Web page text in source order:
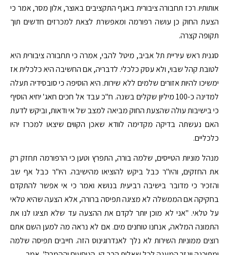
אותותיו. רכז תחבורה ציבורית באגף התקציבים באוצר, אלון מסר, אמר כי
הצעת החוק כן עושה רפורמה ומאפשרת לצאת למכרזים חדשים תוך
תקופה קצרה.
סגנית ראש עיריית תל אביב, מיטל להבי, אמרה כי תחבורה ציבורית היא
לטובת קהל שבוי, ולא עסק כלכלי. לדבריה, אם החשיבה היא כלכלית אז
ימשיכו להיות אזורים שלמים ללא שירות. היא הוסיפה כי סובסידיה תעלה
למדינה כ-100 מיליון שקלים בשנה. ח"כ עבד אל חכים חאג' יחיא הוסיף
כי בישיבות עולה שהצעת החוק מביאה למצב של אי ודאות, וביקש לדעת
האם נעשתה בדיקה מקדימה לוודא שאכן הקווים שיצאו למכרז יהיו
כלכליים.
מנהל מוניות הטייסים, שלמה בורה, התפרץ וטען כי הרפורמה תחזק רק
את החזקים, והיו"ר כבל ביקש להוציאו מהישיבה. היו"ר כבל אף שב
והזכיר כי מדובר בישיבה רביעית בנושא ואמר כי אי אפשר להתקדם
בחקיקה אם הממשלה לא מציגה תפיסה ברורה, אלא הצעה שהיא טלאי
על טלאי. "אני לא מוכן יותר לקדם את ההצעה עד שלא תציגו לנו את
התמונה המלאה, אנחנו טוחנים מים. אם לא נראה מה למען השם אתם
רוצים ממוניות השירות לא נלך לאנדרוגינוס הזה. חייבים תפיסה שלמה